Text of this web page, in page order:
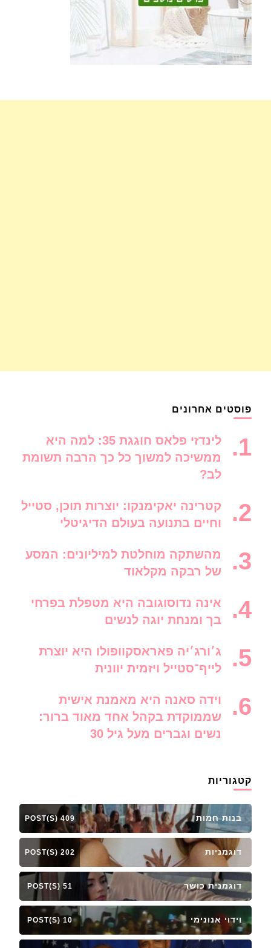
פוסטים אחרונים
לינדזי פלאס חוגגת 35: למה היא
ממשיכה למשוך כל כך הרבה תשומת
לב?
קטרינה יאקימנקו: יוצרות תוכן, סטייל
וחיים בתנועה בעולם הדיגיטלי
מהשתקה מוחלטת למיליונים: המסע
של רבקה מקלאוד
אינה נדוסוגובה היא מטפלת בפרחי
בך ומנחת יוגה לנשים
ג׳ורג׳יה פאראסקוופולו היא יוצרת
לייף־סטייל ויזמית יוונית
וידה סאנה היא מאמנת אישית
שממוקדת בקהל אחד מאוד ברור:
נשים וגברים מעל גיל 30
קטגוריות
בנות חמות 409 POST(S)
דוגמניות 202 POST(S)
דוגמנית כושר 51 POST(S)
וידוי אנונימי 10 POST(S)